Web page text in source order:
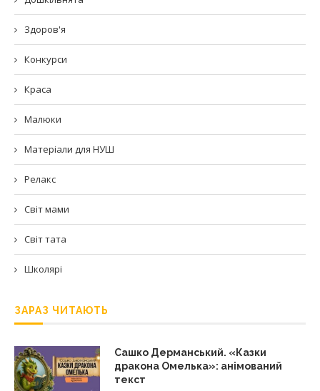
Здоров'я
Конкурси
Краса
Малюки
Матеріали для НУШ
Релакс
Світ мами
Світ тата
Школярі
ЗАРАЗ ЧИТАЮТЬ
Сашко Дерманський. «Казки
дракона Омелька»: анімований
текст